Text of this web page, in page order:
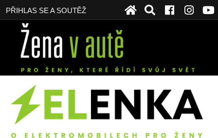
PŘIHLAS SE A SOUTĚŽ